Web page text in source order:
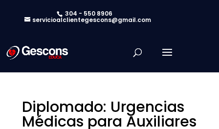
304 - 550 8906
servicioalclientegescons@gmail.com
Diplomado: Urgencias
Médicas para Auxiliares